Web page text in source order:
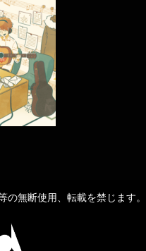
の無断使用、転載を禁じます。